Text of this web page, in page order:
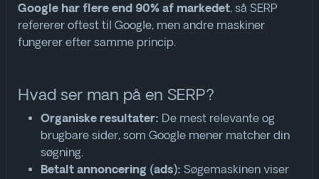
Google har flere end 90% af markedet, så SERP
refererer oftest til Google, men andre maskiner
fungerer efter samme princip.
Hvad ser man på en SERP?
Organiske resultater: De mest relevante og
brugbare sider, som Google mener matcher din
søgning.
Betalt annoncering (ads): Søgemaskinen viser